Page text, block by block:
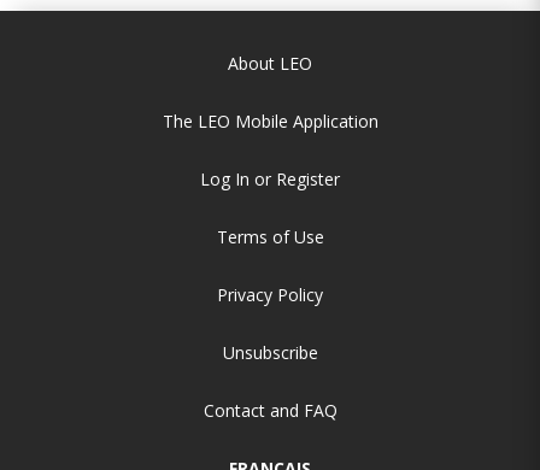
About LEO
The LEO Mobile Application
Log In or Register
Terms of Use
Privacy Policy
Unsubscribe
Contact and FAQ